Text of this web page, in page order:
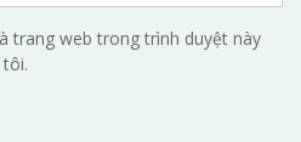
trang web trong trình duyệt này